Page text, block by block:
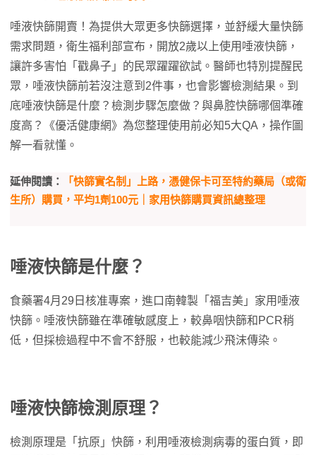
唾液快篩開賣！為提供大眾更多快篩選擇，並舒緩大量快篩
需求問題，衛生福利部宣布，開放2歲以上使用唾液快篩，
讓許多害怕「戳鼻子」的民眾躍躍欲試。醫師也特別提醒民
眾，唾液快篩前若沒注意到2件事，也會影響檢測結果。到
底唾液快篩是什麼？檢測步驟怎麼做？與鼻腔快篩哪個準確
度高？《優活健康網》為您整理使用前必知5大QA，操作圖
解一看就懂。
延伸閱讀：
「快篩實名制」上路，憑健保卡可至特約藥局（或衛
生所）購買，平均1劑100元｜家用快篩購買資訊總整理
唾液快篩是什麼？
食藥署4月29日核准專案，進口南韓製「福吉美」家用唾液
快篩。唾液快篩雖在準確敏感度上，較鼻咽快篩和PCR稍
低，但採檢過程中不會不舒服，也較能減少飛沫傳染。
唾液快篩檢測原理？
檢測原理是「抗原」快篩，利用唾液檢測病毒的蛋白質，即